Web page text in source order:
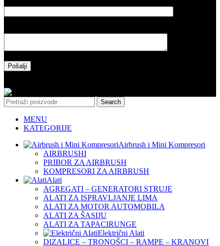
Search
MENU
KATEGORIJE
Airbrush i Mini Kompresori
AIRBRUSHI
PRIBOR ZA AIRBRUSH
KOMPRESORI ZA AIRBRUSH
Alati
AGREGATI – GENERATORI STRUJE
ALATI ZA ISPRAVLJANJE LIMA
ALATI ZA MOTOR AUTOMOBILA
ALATI ZA ŠASIJU
ALATI ZA TAPACIRUNGE
Električni Alati
DIZALICE – TRONOŠCI – RAMPE – KRANOVI